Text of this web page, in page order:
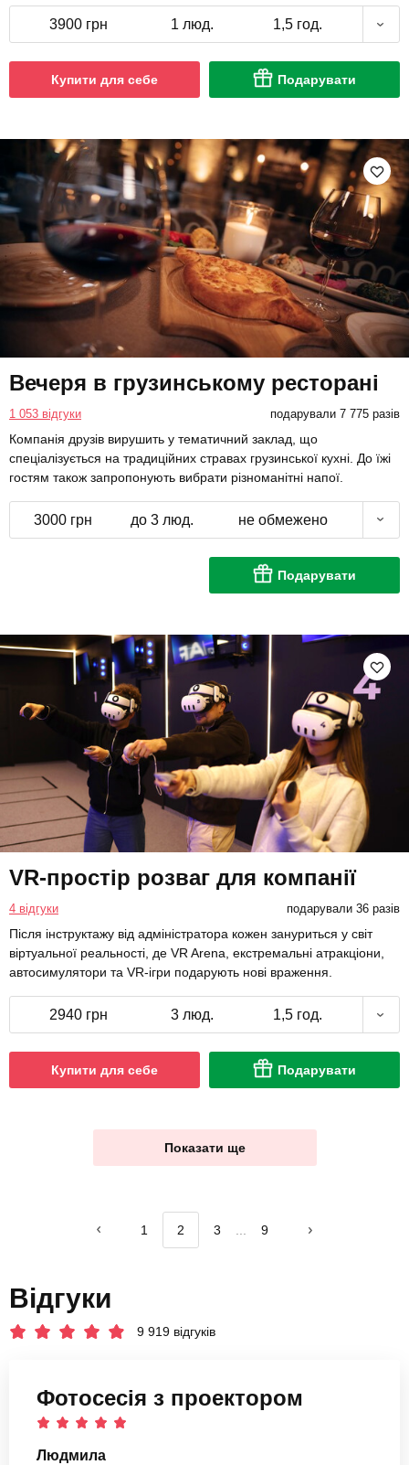
3900 грн 1 люд. 1,5 год.
Купити для себе Подарувати
Вечеря в грузинському ресторані
1 053 відгуки подарували 7 775 разів
Компанія друзів вирушить у тематичний заклад, що
спеціалізується на традиційних стравах грузинської кухні. До їжі
гостям також запропонують вибрати різноманітні напої.
3000 грн до 3 люд. не обмежено
Подарувати
VR-простір розваг для компанії
4 відгуки подарували 36 разів
Після інструктажу від адміністратора кожен зануриться у світ
віртуальної реальності, де VR Arena, екстремальні атракціони,
автосимулятори та VR-ігри подарують нові враження.
2940 грн 3 люд. 1,5 год.
Купити для себе Подарувати
Показати ще
1 2 3 ... 9
Відгуки
9 919 відгуків
Фотосесія з проектором
Людмила